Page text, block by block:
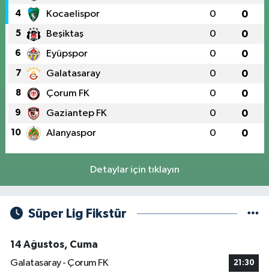
4 Kocaelispor 0 0
5 Beşiktaş 0 0
6 Eyüpspor 0 0
7 Galatasaray 0 0
8 Çorum FK 0 0
9 Gaziantep FK 0 0
10 Alanyaspor 0 0
Detaylar için tıklayın
Süper Lig Fikstür
14 Ağustos, Cuma
Galatasaray - Çorum FK
21:30